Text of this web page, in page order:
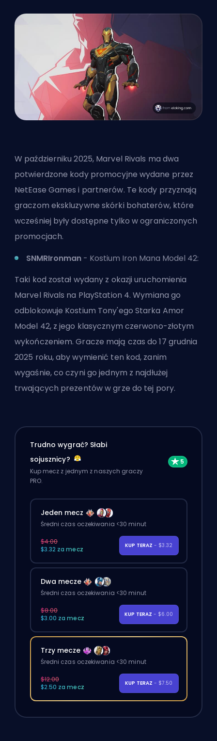
W październiku 2025, Marvel Rivals ma dwa
potwierdzone kody promocyjne wydane przez
NetEase Games i partnerów. Te kody przyznają
graczom ekskluzywne skórki bohaterów, które
wcześniej były dostępne tylko w ograniczonych
promocjach.
SNMRIronman - Kostium Iron Mana Model 42:
Taki kod został wydany z okazji uruchomienia
Marvel Rivals na PlayStation 4. Wymiana go
odblokowuje Kostium Tony'ego Starka Amor
Model 42, z jego klasycznym czerwono-złotym
wykończeniem. Gracze mają czas do 17 grudnia
2025 roku, aby wymienić ten kod, zanim
wygaśnie, co czyni go jednym z najdłużej
trwających prezentów w grze do tej pory.
Trudno wygrać? Słabi
sojusznicy?
Kup mecz z jednym z naszych graczy
PRO.
Jeden mecz
Średni czas oczekiwania <30 minut
$4.00
$3.32 za mecz
KUP TERAZ - $3.32
Dwa mecze
Średni czas oczekiwania <30 minut
$8.00
$3.00 za mecz
KUP TERAZ - $6.00
Trzy mecze
Średni czas oczekiwania <30 minut
$12.00
$2.50 za mecz
KUP TERAZ - $7.50